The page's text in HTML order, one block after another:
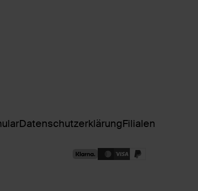
DatenschutzerklärungFilialen